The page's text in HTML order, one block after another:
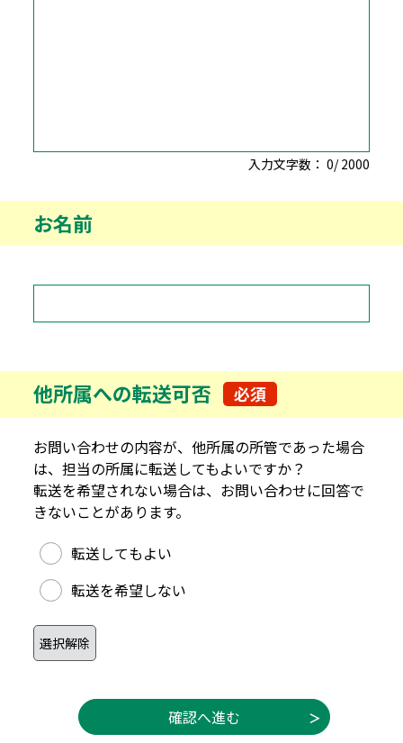
入力文字数： 0/2000
お名前
他所属への転送可否 必須
お問い合わせの内容が、他所属の所管であった場合
は、担当の所属に転送してもよいですか？
転送を希望されない場合は、お問い合わせに回答で
きないことがあります。
他所属への転送可否
転送してもよい
転送を希望しない